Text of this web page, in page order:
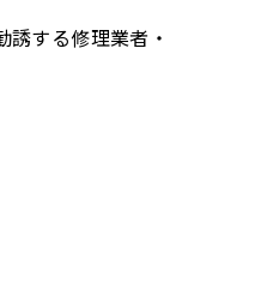
する修理業者・